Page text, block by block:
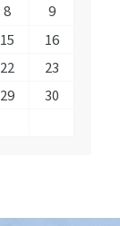
8
9
15
16
22
23
29
30